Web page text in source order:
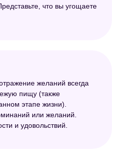
что вы угощаете
желаний всегда
пищу (также
этапе жизни).
или желаний.
и удовольствий.